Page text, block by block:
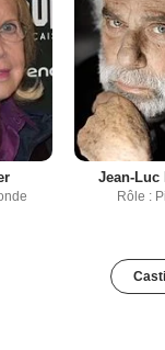
Jean-Luc
Rôle :